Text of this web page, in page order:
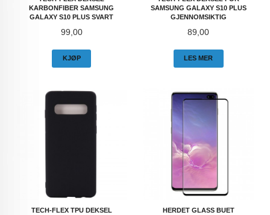
KARBONFIBER SAMSUNG
GALAXY S10 PLUS SVART
Pris
99,00
KJØP
SAMSUNG GALAXY S10 PLUS
GJENNOMSIKTIG
Pris
89,00
LES MER
TECH-FLEX TPU DEKSEL
HERDET GLASS BUET